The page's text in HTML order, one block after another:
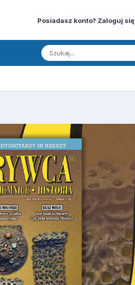
Posiadasz konto? Zaloguj się